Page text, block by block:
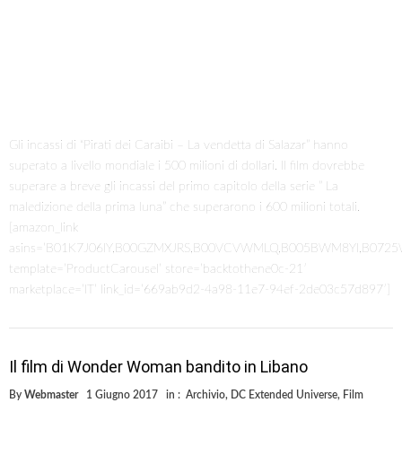
Gli incassi di “Pirati dei Caraibi – La vendetta di Salazar” hanno
superato a livello mondiale i 500 milioni di dollari. Il film dovrebbe
superare a breve gli incassi del primo capitolo della serie ” La
maledizione della prima luna” che superarono i 600 milioni totali.
[amazon_link
template=’ProductCarousel’ store=’backtothene0c-21′
marketplace=’IT’ link_id=’669ab9d2-4a98-11e7-94ef-2de03c57d897′]
Il film di Wonder Woman bandito in Libano
By Webmaster 1 Giugno 2017 in : Archivio, DC Extended Universe, Film